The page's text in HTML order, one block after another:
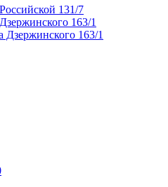
131/7
163/1
Дзержинского 163/1